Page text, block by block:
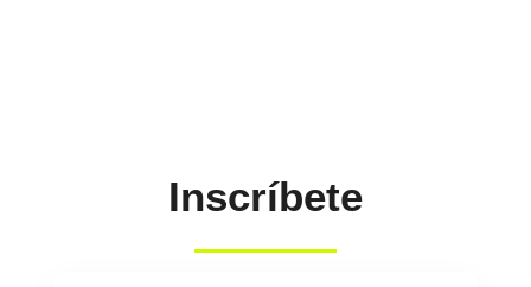
Inscríbete